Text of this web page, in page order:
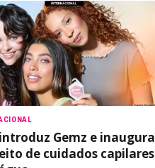
Gemz e inaugura
de cuidados capilares